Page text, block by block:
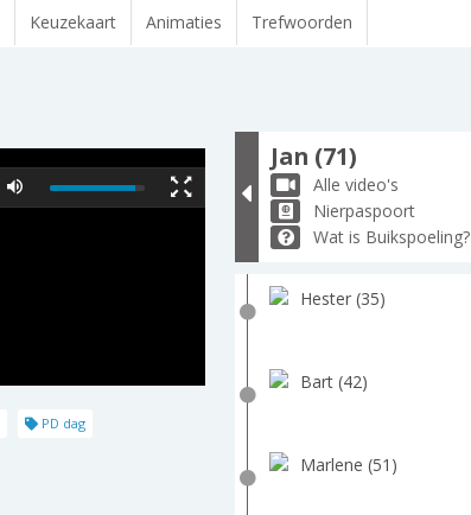
Keuzekaart Animaties Trefwoorden
PD dag
Jan (71)
Alle video's
Nierpaspoort
Wat is Buikspoeling?
Hester (35)
Bart (42)
Marlene (51)